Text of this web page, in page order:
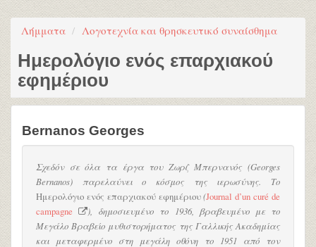
Λήμματα Λογοτεχνία και θρησκευτικό συναίσθημα
Ημερολόγιο ενός επαρχιακού
εφημέριου
Bernanos Georges
Σχεδόν σε όλα τα έργα του Ζωρζ Μπερνανός (Georges
Bernanos) παρελαύνει ο κόσμος της ιερωσύνης. Το
Ημερολόγιο ενός επαρχιακού εφημέριου(Journal d’un curé de
campagne
), δημοσιευμένο το 1936, βραβευμένο με το
Μεγάλο Βραβείο μυθιστορήματος της Γαλλικής Ακαδημίας
και μεταφερμένο στη μεγάλη οθόνη το 1951 από τον